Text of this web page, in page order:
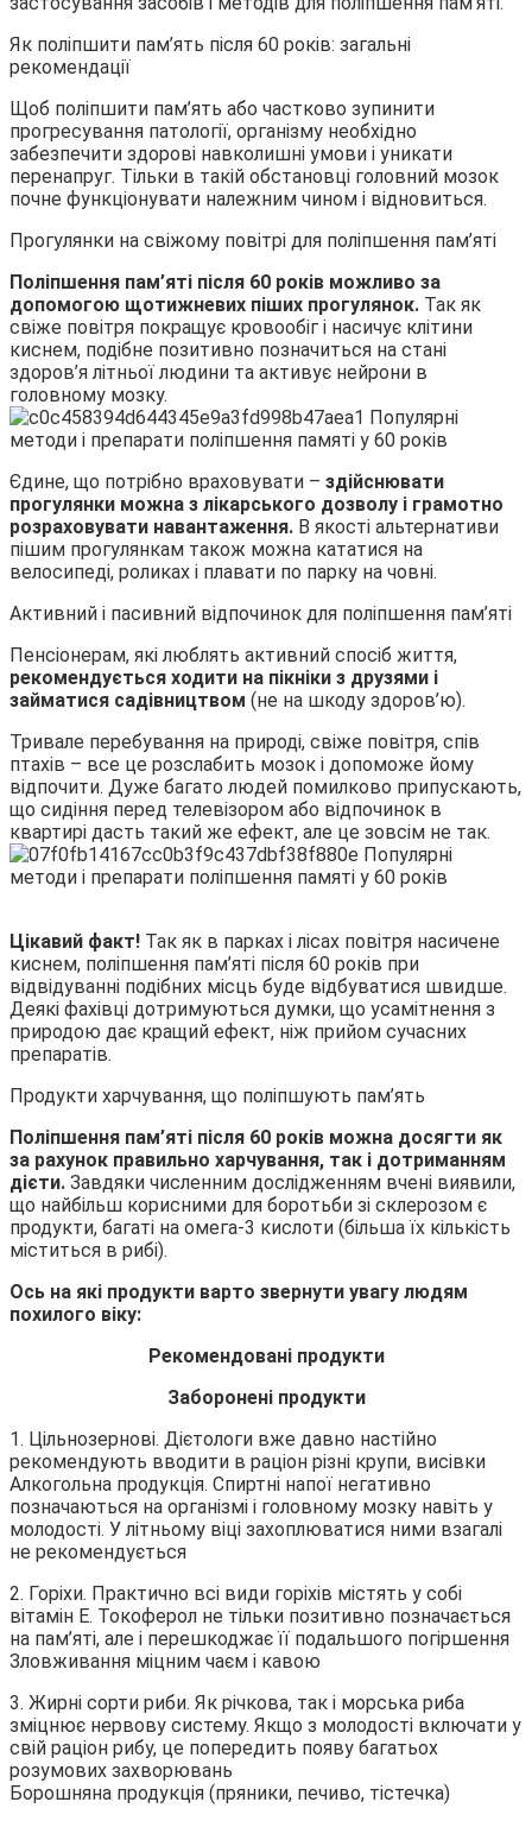
Як поліпшити пам’ять після 60 років: загальні
рекомендації
Щоб поліпшити пам’ять або частково зупинити
прогресування патології, організму необхідно
забезпечити здорові навколишні умови і уникати
перенапруг. Тільки в такій обстановці головний мозок
почне функціонувати належним чином і відновиться.
Прогулянки на свіжому повітрі для поліпшення пам’яті
Поліпшення пам’яті після 60 років можливо за
допомогою щотижневих піших прогулянок. Так як
свіже повітря покращує кровообіг і насичує клітини
киснем, подібне позитивно позначиться на стані
здоров’я літньої людини та активує нейрони в
головному мозку.
Єдине, що потрібно враховувати – здійснювати
прогулянки можна з лікарського дозволу і грамотно
розраховувати навантаження. В якості альтернативи
пішим прогулянкам також можна кататися на
велосипеді, роликах і плавати по парку на човні.
Активний і пасивний відпочинок для поліпшення пам’яті
Пенсіонерам, які люблять активний спосіб життя,
рекомендується ходити на пікніки з друзями і
займатися садівництвом (не на шкоду здоров’ю).
Тривале перебування на природі, свіже повітря, спів
птахів – все це розслабить мозок і допоможе йому
відпочити. Дуже багато людей помилково припускають,
що сидіння перед телевізором або відпочинок в
квартирі дасть такий же ефект, але це зовсім не так.
Цікавий факт! Так як в парках і лісах повітря насичене
киснем, поліпшення пам’яті після 60 років при
відвідуванні подібних місць буде відбуватися швидше.
Деякі фахівці дотримуються думки, що усамітнення з
природою дає кращий ефект, ніж прийом сучасних
препаратів.
Продукти харчування, що поліпшують пам’ять
Поліпшення пам’яті після 60 років можна досягти як
за рахунок правильно харчування, так і дотриманням
дієти. Завдяки численним дослідженням вчені виявили,
що найбільш корисними для боротьби зі склерозом є
продукти, багаті на омега-3 кислоти (більша їх кількість
міститься в рибі).
Ось на які продукти варто звернути увагу людям
похилого віку:
Рекомендовані продукти
Заборонені продукти
1. Цільнозернові. Дієтологи вже давно настійно
рекомендують вводити в раціон різні крупи, висівки
Алкогольна продукція. Спиртні напої негативно
позначаються на організмі і головному мозку навіть у
молодості. У літньому віці захоплюватися ними взагалі
не рекомендується
2. Горіхи. Практично всі види горіхів містять у собі
вітамін Е. Токоферол не тільки позитивно позначається
на пам’яті, але і перешкоджає її подальшого погіршення
Зловживання міцним чаєм і кавою
3. Жирні сорти риби. Як річкова, так і морська риба
зміцнює нервову систему. Якщо з молодості включати у
свій раціон рибу, це попередить появу багатьох
розумових захворювань
Борошняна продукція (пряники, печиво, тістечка)